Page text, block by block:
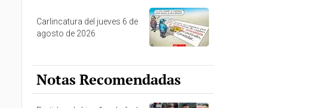
Carlincatura del jueves 6 de
agosto de 2026
Notas Recomendadas